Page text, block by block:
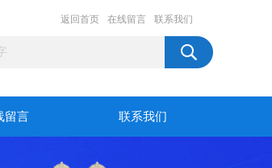
返回首页 在线留言 联系我们
留言 联系我们